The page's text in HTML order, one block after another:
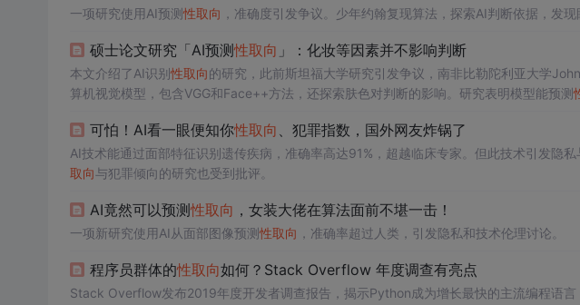
一项研究使用AI预测性取向 ，准确度引发争议。少年约翰复现算法，探索AI判断依据，发现
硕士论文研究「AI预测性取向 」：化妆等因素并不影响判断
本文介绍了AI识别性取向的研究，此前斯坦福大学研究引发争议，南非比勒陀利亚大学
算机视觉模型，包含VGG和Face++方法，还探索肤色对判断的影响。研究表明模型能预测
可怕！AI看一眼便知你性取向 、犯罪指数，国外网友炸锅了
AI技术能通过面部特征识别遗传疾病，准确率高达91%，超越临床专家。但此技术引发隐
取向与犯罪倾向的研究也受到批评。
AI竟然可以预测性取向 ，女装大佬在算法面前不堪一击！
一项新研究使用AI从面部图像预测性取向 ，准确率超过人类，引发隐私和技术伦理讨论。
程序员群体的性取向如何？Stack Overflow 年度调查有亮点
Stack Overflow发布2019年度开发者调查报告，揭示Python成为增长最快的主流编程语